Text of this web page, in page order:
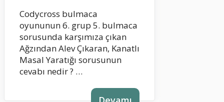
Codycross bulmaca
oyununun 6. grup 5. bulmaca
sorusunda karşımıza çıkan
Ağzından Alev Çıkaran, Kanatlı
Masal Yaratığı sorusunun
cevabı nedir ? …